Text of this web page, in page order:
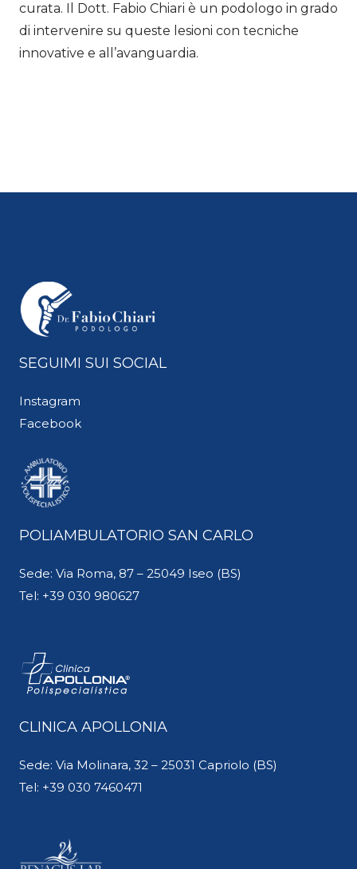
curata.
Il Dott. Fabio Chiari è un podologo in grado
di intervenire su queste lesioni con tecniche
innovative e all’avanguardia.
SEGUIMI SUI SOCIAL
Instagram
Facebook
POLIAMBULATORIO SAN CARLO
Sede: Via Roma, 87 – 25049 Iseo (BS)
Tel: +39 030 980627
CLINICA APOLLONIA
Sede: Via Molinara, 32 – 25031 Capriolo (BS)
Tel: +39 030 7460471